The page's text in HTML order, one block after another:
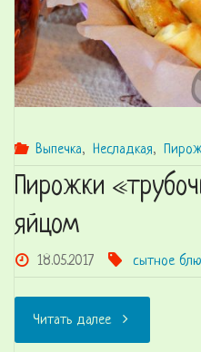
Выпечка, Несладкая,
Пирожки
яйцом
18.05.2017 сытное
Читать далее"Пирожки